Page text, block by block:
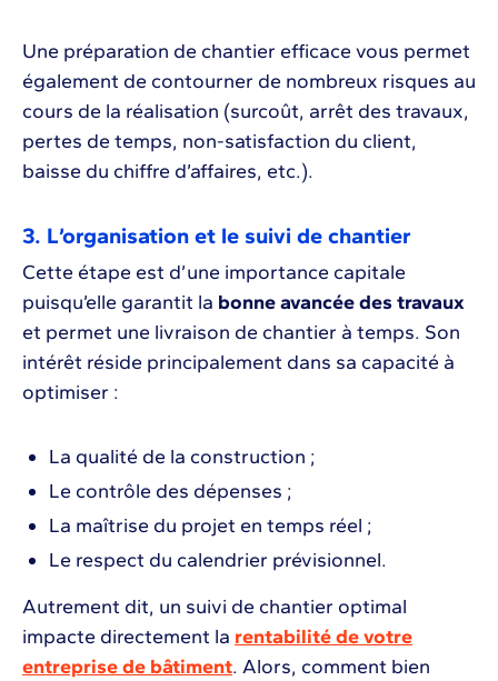
Une préparation de chantier efficace vous permet
également de contourner de nombreux risques au
cours de la réalisation (surcoût, arrêt des travaux,
pertes de temps, non-satisfaction du client,
baisse du chiffre d’affaires, etc.).
3. L’organisation et le suivi de chantier
Cette étape est d’une importance capitale
puisqu’elle garantit la bonne avancée des travaux
et permet une livraison de chantier à temps. Son
intérêt réside principalement dans sa capacité à
optimiser :
La qualité de la construction ;
Le contrôle des dépenses ;
La maîtrise du projet en temps réel ;
Le respect du calendrier prévisionnel.
Autrement dit, un suivi de chantier optimal
impacte directement la rentabilité de votre
entreprise de bâtiment. Alors, comment bien